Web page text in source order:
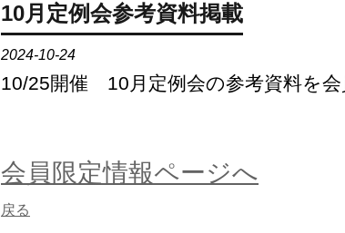
10月定例会参考資料掲載
2024-10-24
10/25開催 10月定例会の参考資料を会
会員限定情報ページへ
戻る